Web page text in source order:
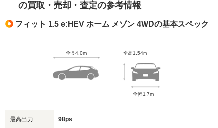
の買取・売却・査定の参考情報
フィット 1.5 e:HEV ホーム メゾン 4WDの基本スペック
全長4.0m 全高1.54m
全幅1.7m
最高出力 98ps